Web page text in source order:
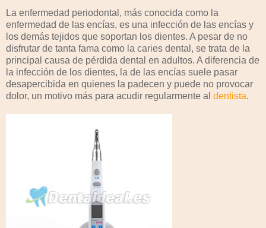
La enfermedad periodontal, más conocida como la
enfermedad de las encías, es una infección de las encías y
los demás tejidos que soportan los dientes. A pesar de no
disfrutar de tanta fama como la caries dental, se trata de la
principal causa de pérdida dental en adultos. A diferencia de
la infección de los dientes, la de las encías suele pasar
desapercibida en quienes la padecen y puede no provocar
dolor, un motivo más para acudir regularmente al dentista.